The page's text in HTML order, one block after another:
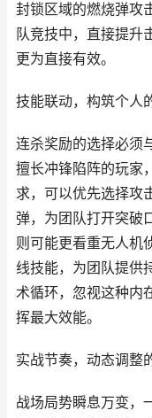
封锁区域的燃烧弹攻
队竞技中，直接提升
更为直接有效。
技能联动，构筑个人
连杀奖励的选择必须
擅长冲锋陷阵的玩家
求，可以优先选择攻
弹，为团队打开突破
则可能更看重无人机
线技能，为团队提供
术循环，忽视这种内
挥最大效能。
实战节奏，动态调整
战场局势瞬息万变，